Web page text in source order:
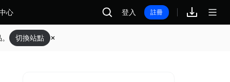
心 登入 註冊
切換站點